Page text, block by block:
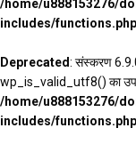
/home/u888153276/
includes/functions.php
Deprecated: संस्करण
wp_is_valid_utf8() का
/home/u888153276/
includes/functions.php